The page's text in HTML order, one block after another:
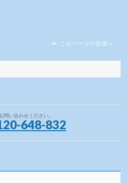
このページの先頭へ
問い合わせください。
648-832